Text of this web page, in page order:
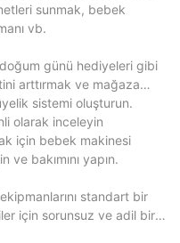
sunmak, bebek
vb.
günü hediyeleri gibi
arttırmak ve mağaza
sistemi oluşturun.
olarak inceleyin
için bebek makinesi
ve bakımını yapın.
standart bir
için sorunsuz ve adil bir